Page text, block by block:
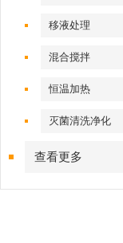
移液处理
混合搅拌
恒温加热
灭菌清洗净化
查看更多